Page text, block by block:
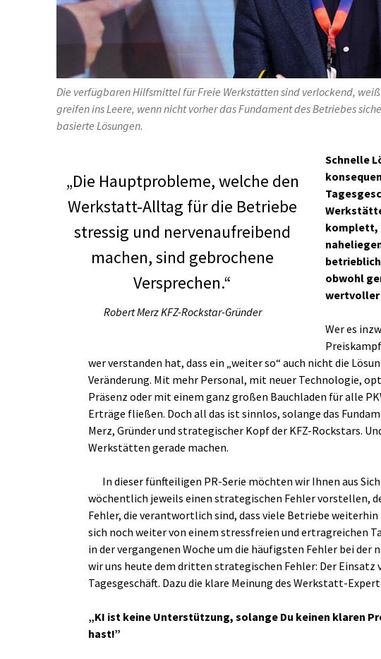
Die verfügbaren Hilfsmittel für Freie Werkstätten sind verlockend,
greifen ins Leere, wenn nicht vorher das Fundament des Betriebes
basierte Lösungen.
„Die Hauptprobleme, welche den
Werkstatt-Alltag für die Betriebe
stressig und nervenaufreibend
machen, sind gebrochene
Versprechen.“
Robert MerzKFZ-Rockstar-Gründer
Schnelle
komplett,
obwohl
Wer es
wer verstanden hat, dass ein „weiter so“ auch nicht die
Veränderung. Mit mehr Personal, mit neuer Technologie,
Präsenz oder mit einem ganz großen Bauchladen für alle
Erträge fließen. Doch all das ist sinnlos, solange das
Merz, Gründer und strategischer Kopf der KFZ-Rockstars.
Werkstätten gerade machen.
In dieser fünfteiligen PR-Serie möchten wir Ihnen aus
wöchentlich jeweils einen strategischen Fehler vorstellen,
Fehler, die verantwortlich sind, dass viele Betriebe
sich noch weiter von einem stressfreien und ertragreichen
in der vergangenen Woche um die häufigsten Fehler bei
wir uns heute dem dritten strategischen Fehler: Der Einsatz
Tagesgeschäft. Dazu die klare Meinung des Werkstatt-
„KI ist keine Unterstützung, solange Du keinen klaren
hast!”